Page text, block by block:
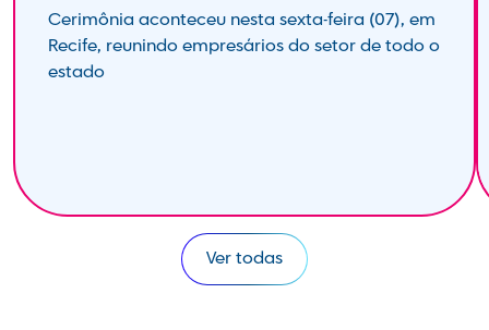
Cerimônia aconteceu nesta sexta-feira (07), em
Recife, reunindo empresários do setor de todo o
estado
Ver todas